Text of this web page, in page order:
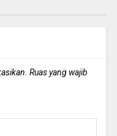
Ruas yang wajib